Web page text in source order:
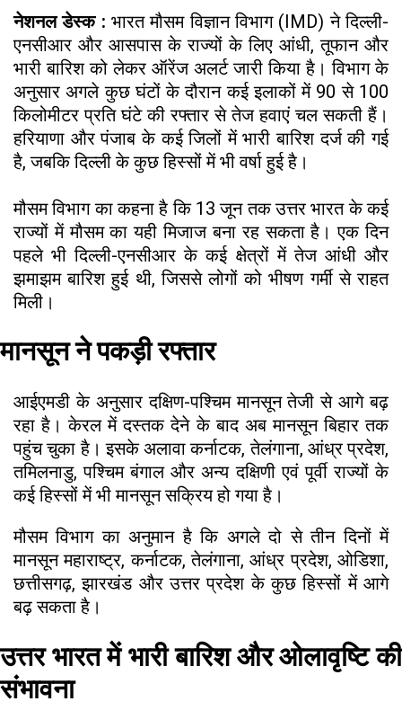
नेशनल डेस्क : भारत मौसम विज्ञान विभाग (IMD) ने दिल्ली-
एनसीआर और आसपास के राज्यों के लिए आंधी, तूफान और
भारी बारिश को लेकर ऑरेंज अलर्ट जारी किया है। विभाग के
अनुसार अगले कुछ घंटों के दौरान कई इलाकों में 90 से 100
किलोमीटर प्रति घंटे की रफ्तार से तेज हवाएं चल सकती हैं।
हरियाणा और पंजाब के कई जिलों में भारी बारिश दर्ज की गई
है, जबकि दिल्ली के कुछ हिस्सों में भी वर्षा हुई है।
मौसम विभाग का कहना है कि 13 जून तक उत्तर भारत के कई
राज्यों में मौसम का यही मिजाज बना रह सकता है। एक दिन
पहले भी दिल्ली-एनसीआर के कई क्षेत्रों में तेज आंधी और
झमाझम बारिश हुई थी, जिससे लोगों को भीषण गर्मी से राहत
मिली।
मानसून ने पकड़ी रफ्तार
आईएमडी के अनुसार दक्षिण-पश्चिम मानसून तेजी से आगे बढ़
रहा है। केरल में दस्तक देने के बाद अब मानसून बिहार तक
पहुंच चुका है। इसके अलावा कर्नाटक, तेलंगाना, आंध्र प्रदेश,
तमिलनाडु, पश्चिम बंगाल और अन्य दक्षिणी एवं पूर्वी राज्यों के
कई हिस्सों में भी मानसून सक्रिय हो गया है।
मौसम विभाग का अनुमान है कि अगले दो से तीन दिनों में
मानसून महाराष्ट्र, कर्नाटक, तेलंगाना, आंध्र प्रदेश, ओडिशा,
छत्तीसगढ़, झारखंड और उत्तर प्रदेश के कुछ हिस्सों में आगे
बढ़ सकता है।
उत्तर भारत में भारी बारिश और ओलावृष्टि की
संभावना